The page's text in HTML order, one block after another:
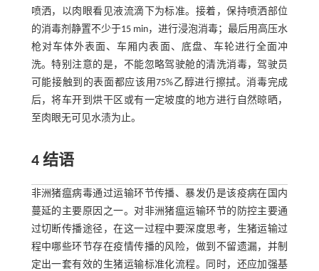
喷洒，以肉眼看见液流滴下为标准。接着，保持喷洒部位
的消毒剂静置不少于15 min，进行浸泡消毒；最后用高压水
枪对车体外表面、车厢内表面、底盘、车轮进行全面冲
洗。特别注意的是，不能忽略驾驶舱的清洗消毒，驾驶员
可能接触到的表面都应该用75%乙醇进行擦拭。消毒完成
后，将车开到烘干区或有一定坡度的地方进行自然晾晒，
至肉眼无可见水渍为止。
4 结语
非洲猪瘟病毒通过运输环节传播、暴发仍是该疫病在国内
蔓延的主要原因之一。对非洲猪瘟运输环节的防控主要通
过切断传播途径，在这一过程中要深度思考，生猪运输过
程中哪些环节存在疫情传播的风险，做到不留遗漏，并制
定出一套有效的生猪运输标准化流程。同时，还应加强基